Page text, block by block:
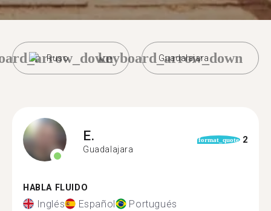
Ruso Guadalajara
keyboard_arrow_down
E.
Guadalajara
format_quote 2
HABLA FLUIDO
Inglés Español Portugués